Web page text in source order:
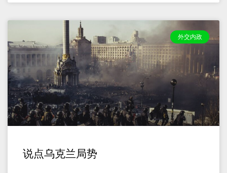
外交内政
说点乌克兰局势